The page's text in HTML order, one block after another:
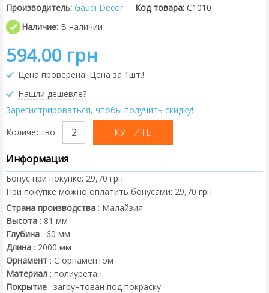
Производитель: Gaudi Decor Код товара: C1010
Наличие: В наличии
594.00 грн
Цена проверена! Цена за 1шт.!
Нашли дешевле?
Зарегистрироваться, чтобы получить скидку!
Количество:
Информация
Бонус при покупке: 29,70 грн
При покупке можно оплатить бонусами: 29,70 грн
Страна производства : Малайзия
Высота : 81 мм
Глубина : 60 мм
Длина : 2000 мм
Орнамент : С орнаментом
Материал : полиуретан
Покрытие : загрунтован под покраску